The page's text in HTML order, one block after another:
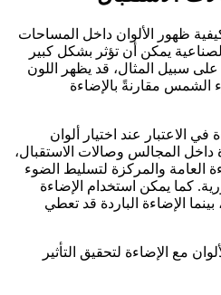
ظهور الألوان داخل المساحات
يمكن أن تؤثر بشكل كبير
على سبيل المثال، قد يظهر اللون
مقارنةً بالإضاءة
الاعتبار عند اختيار ألوان
داخل المجالس وصالات الاستقبال،
العامة والمركزة لتسليط الضوء
كما يمكن استخدام الإضاءة
الإضاءة الباردة قد تعطي
مع الإضاءة لتحقيق التأثير